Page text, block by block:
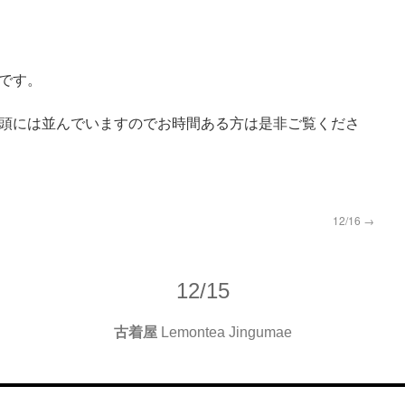
す。
には並んでいますのでお時間ある方は是非ご覧くださ
12/16 →
12/15
古着屋 Lemontea Jingumae